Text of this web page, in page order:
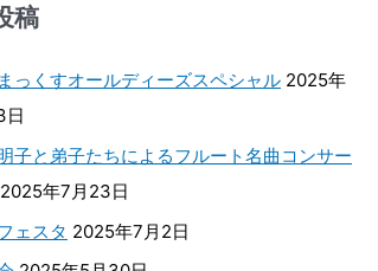
稿
っくすオールディーズスペシャル 2025年
日
子と弟子たちによるフルート名曲コンサー
2025年7月23日
ェスタ 2025年7月2日